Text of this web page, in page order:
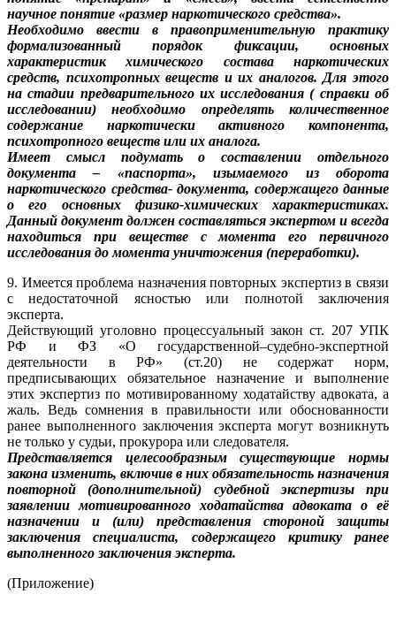
научное понятие «размер наркотического средства».
Необходимо ввести в правоприменительную практику
формализованный порядок фиксации, основных
характеристик химического состава наркотических
средств, психотропных веществ и их аналогов. Для этого
на стадии предварительного их исследования ( справки об
исследовании) необходимо определять количественное
содержание наркотически активного компонента,
психотропного веществ или их аналога.
Имеет смысл подумать о составлении отдельного
документа – «паспорта», изымаемого из оборота
наркотического средства- документа, содержащего данные
о его основных физико-химических характеристиках.
Данный документ должен составляться экспертом и всегда
находиться при веществе с момента его первичного
исследования до момента уничтожения (переработки).
9. Имеется проблема назначения повторных экспертиз в связи
с недостаточной ясностью или полнотой заключения
эксперта.
Действующий уголовно процессуальный закон ст. 207 УПК
РФ и ФЗ «О государственной–судебно-экспертной
деятельности в РФ» (ст.20) не содержат норм,
предписывающих обязательное назначение и выполнение
этих экспертиз по мотивированному ходатайству адвоката, а
жаль. Ведь сомнения в правильности или обоснованности
ранее выполненного заключения эксперта могут возникнуть
не только у судьи, прокурора или следователя.
Представляется целесообразным существующие нормы
закона изменить, включив в них обязательность назначения
повторной (дополнительной) судебной экспертизы при
заявлении мотивированного ходатайства адвоката о её
назначении и (или) представления стороной защиты
заключения специалиста, содержащего критику ранее
выполненного заключения эксперта.
(Приложение)